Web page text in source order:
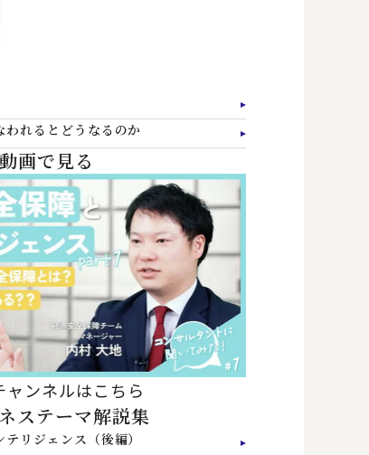
れるとどうなるのか
画で見る
ンネルはこちら
ステーマ解説集
リジェンス（後編）